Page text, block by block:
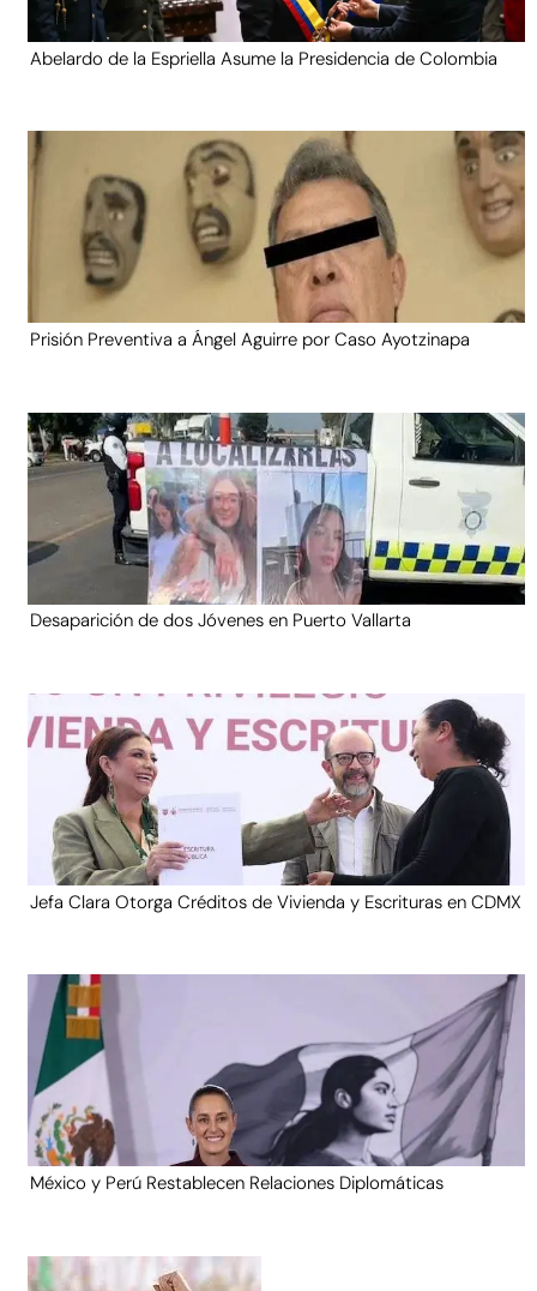
Abelardo de la Espriella Asume la Presidencia de Colombia
Prisión Preventiva a Ángel Aguirre por Caso Ayotzinapa
Desaparición de dos Jóvenes en Puerto Vallarta
Jefa Clara Otorga Créditos de Vivienda y Escrituras en CDMX
México y Perú Restablecen Relaciones Diplomáticas